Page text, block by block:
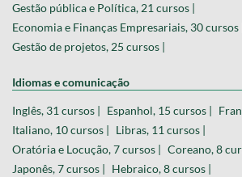
Gestão pública e Política, 21 cursos |
Economia e Finanças Empresariais, 30 cursos |
Gestão de projetos, 25 cursos |
Idiomas e comunicação
Inglês, 31 cursos | Espanhol, 15 cursos |
Italiano, 10 cursos |
Libras, 11 cursos |
Oratória e Locução, 7 cursos |
Coreano, 8
Japonês, 7 cursos |
Hebraico, 8 cursos |